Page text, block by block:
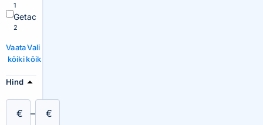
1
Getac
2
Vaata
kõiki
Vali
kõik
Hind
€ – €